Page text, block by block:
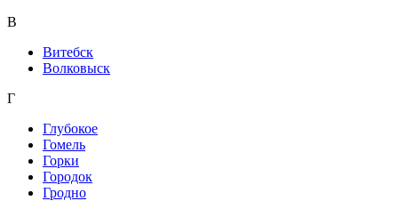
В
Витебск
Волковыск
Г
Глубокое
Гомель
Горки
Городок
Гродно